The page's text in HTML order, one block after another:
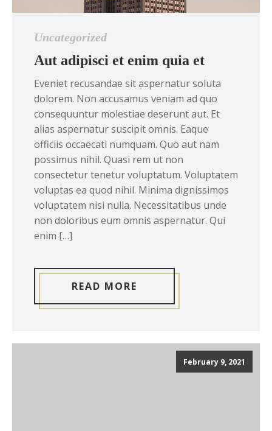
Uncategorized
Aut adipisci et enim quia et
Eveniet recusandae sit aspernatur soluta
dolorem. Non accusamus veniam ad quo
consequuntur molestiae deserunt aut. Et
alias aspernatur suscipit omnis. Eaque
officiis occaecati numquam. Quo aut nam
possimus nihil. Quasi rem ut non
consectetur tenetur voluptatum. Voluptatem
voluptas ea quod nihil. Minima dignissimos
voluptatem nisi nulla. Necessitatibus unde
non doloribus eum omnis aspernatur. Qui
enim […]
READ MORE
February 9, 2021